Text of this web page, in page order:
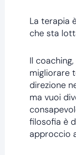
La terapia
che sta
Il
migliorare
direzione
ma vuoi
filosofia è
approccio